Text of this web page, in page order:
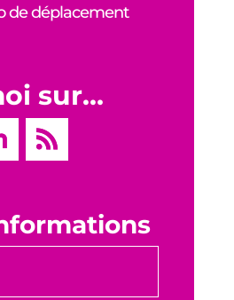
de déplacement
sur…